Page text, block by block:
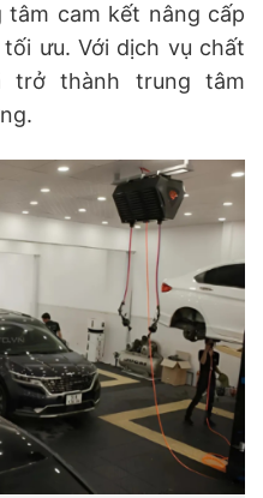
tâm cam kết nâng cấp
ưu. Với dịch vụ chất
trở thành trung tâm